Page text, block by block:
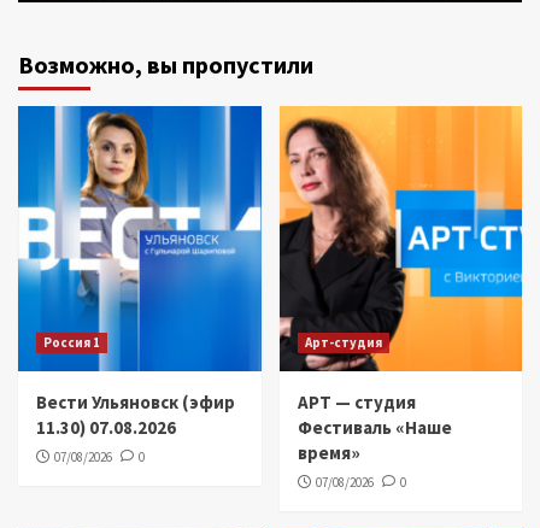
Возможно, вы пропустили
Россия 1
Вести Ульяновск (эфир
11.30) 07.08.2026
07/08/2026 0
Арт-студия
АРТ — студия
Фестиваль «Наше
время»
07/08/2026 0